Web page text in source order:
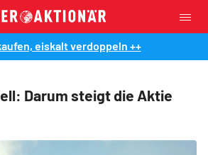
eiskalt verdoppeln ++
Darum steigt die Aktie